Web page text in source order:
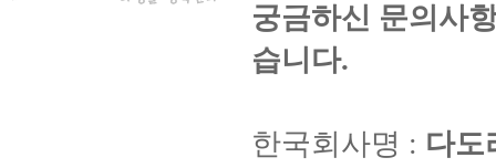
궁금하신 문의사
습니다.
한국회사명 : 다도